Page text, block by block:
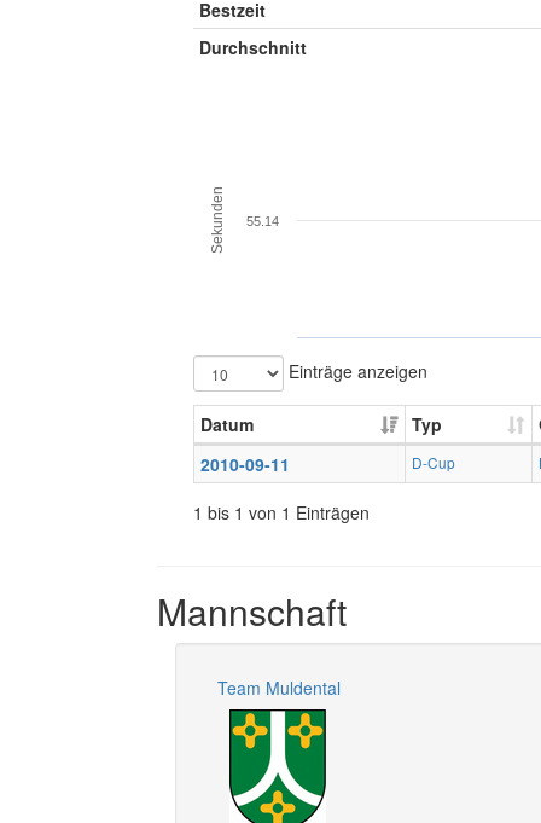
Bestzeit
Durchschnitt
Sekunden 55.14
Einträge anzeigen
Datum Typ
2010-09-11
D-Cup
1 bis 1 von 1 Einträgen
Mannschaft
Team Muldental